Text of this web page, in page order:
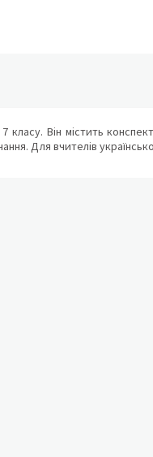
класу. Він містить
Для вчителів